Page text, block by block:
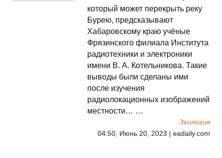
который может перекрыть реку
Бурею, предсказывают
Хабаровскому краю учёные
Фрязинского филиала Института
радиотехники и электроники
имени В. А. Котельникова. Такие
выводы были сделаны ими
после изучения
радиолокационных изображений
местности… …
Экология
04:50, Июнь 20, 2023 | eadaily.com